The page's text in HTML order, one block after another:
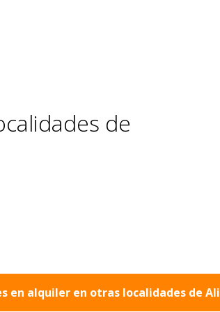
de
en alquiler en otras localidades de